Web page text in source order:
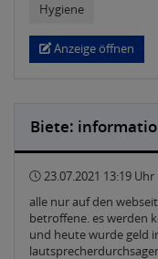
Hygiene
Anzeige öffnen
Biete:
23.07.2021 13:19 Uhr
alle nur auf den
betroffene. es werden
und heute wurde geld